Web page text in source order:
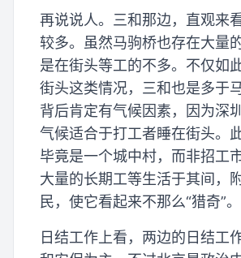
再说说人。三和那边，直观来
较多。虽然马驹桥也存在大量
是在街头等工的不多。不仅如
街头这类情况，三和也是多于
背后肯定有气候因素，因为深
气候适合于打工者睡在街头。
毕竟是一个城中村，而非招工
大量的长期工等生活于其间，
民，使它看起来不那么“猎奇”。
日结工作上看，两边的日结工